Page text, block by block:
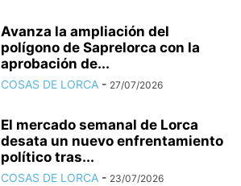
Avanza la ampliación del
polígono de Saprelorca con la
aprobación de...
COSAS DE LORCA - 27/07/2026
El mercado semanal de Lorca
desata un nuevo enfrentamiento
político tras...
COSAS DE LORCA - 23/07/2026